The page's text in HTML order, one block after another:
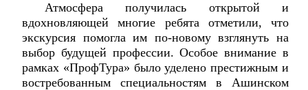
Атмосфера получилась открытой и
вдохновляющей многие ребята отметили, что
экскурсия помогла им по‑новому взглянуть на
выбор будущей профессии. Особое внимание в
рамках «ПрофТура» было уделено престижным и
востребованным специальностям в Ашинском